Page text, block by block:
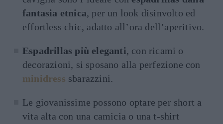
fantasia etnica, per un look disinvolto ed
effortless chic, adatto all’ora dell’aperitivo.
Espadrillas più eleganti, con ricami o
decorazioni, si sposano alla perfezione con
minidress sbarazzini.
Le giovanissime possono optare per short a
vita alta con una camicia o una t-shirt